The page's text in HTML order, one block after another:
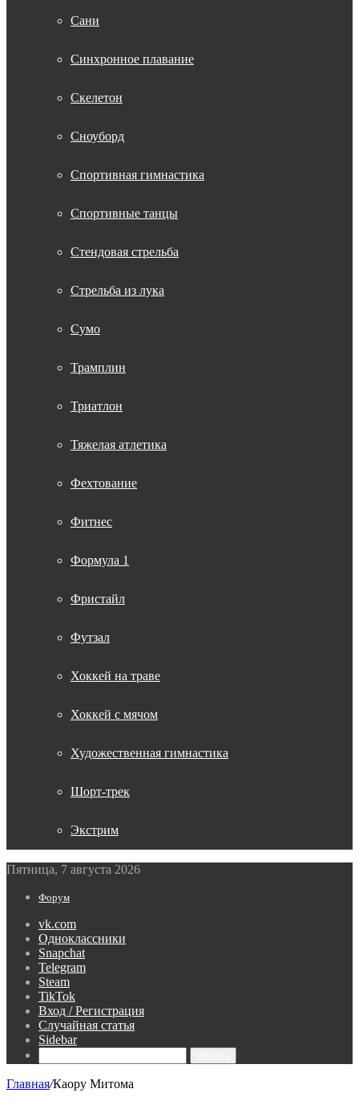
Сани
Синхронное плавание
Скелетон
Сноуборд
Спортивная гимнастика
Спортивные танцы
Стендовая стрельба
Стрельба из лука
Сумо
Трамплин
Триатлон
Тяжелая атлетика
Фехтование
Фитнес
Формула 1
Фристайл
Футзал
Хоккей на траве
Хоккей с мячом
Художественная гимнастика
Шорт-трек
Экстрим
Пятница, 7 августа 2026
Форум
vk.com
Одноклассники
Snapchat
Telegram
Steam
TikTok
Вход / Регистрация
Случайная статья
Sidebar
Главная/Каору Митома